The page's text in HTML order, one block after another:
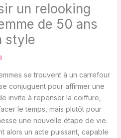
un relooking
de 50 ans
style
se trouvent à un carrefour
conjuguent pour affirmer une
invite à repenser la coiffure,
le temps, mais plutôt pour
une nouvelle étape de vie.
alors un acte puissant, capable